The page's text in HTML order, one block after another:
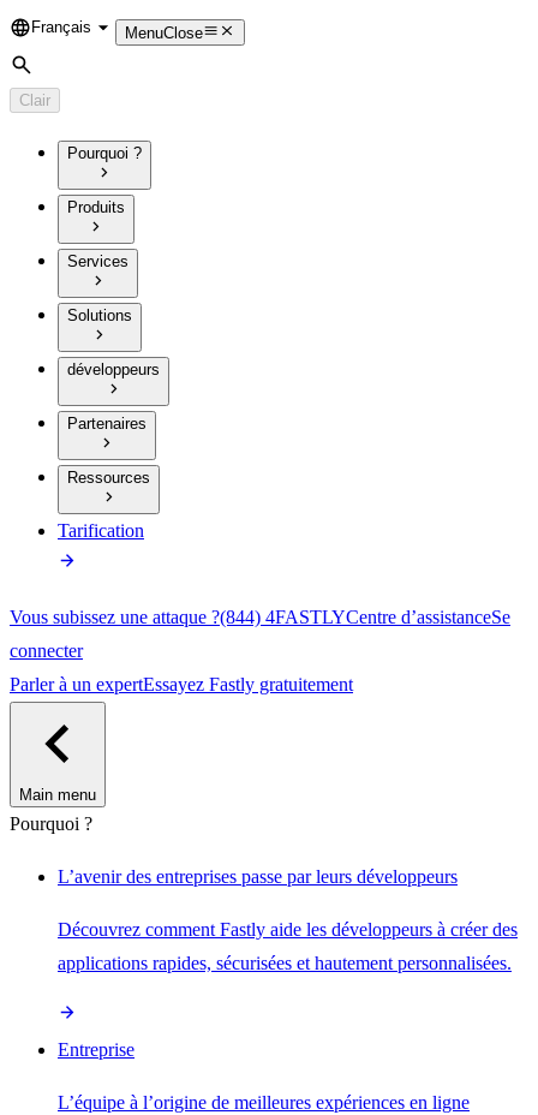
Language
Français MenuClose
Rechercher
Clair
Pourquoi ?
Produits
Services
Solutions
développeurs
Partenaires
Ressources
Tarification
Vous subissez une attaque ?(844) 4FASTLYCentre d’assistanceSe
connecter
Parler à un expertEssayez Fastly gratuitement
Main menu
Pourquoi ?
L’avenir des entreprises passe par leurs développeurs
Découvrez comment Fastly aide les développeurs à créer des
applications rapides, sécurisées et hautement personnalisées.
Entreprise
L’équipe à l’origine de meilleures expériences en ligne